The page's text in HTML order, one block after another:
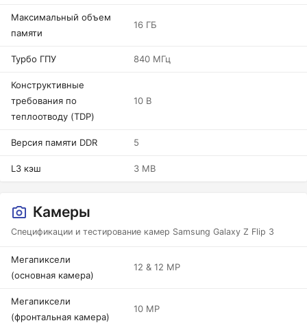
Максимальный объем
памяти
16 ГБ
Турбо ГПУ 840 МГц
Конструктивные
требования по
теплоотводу (TDP)
10 В
Версия памяти DDR 5
L3 кэш 3 MB
Камеры
Спецификации и тестирование камер Samsung Galaxy Z Flip 3
Мегапиксели
(основная камера)
12 & 12 MP
Мегапиксели
(фронтальная камера)
10 MP